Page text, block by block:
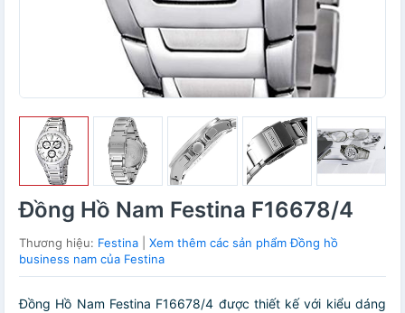
Đồng Hồ Nam Festina F16678/4
Thương hiệu: Festina
Xem thêm các sản phẩm Đồng hồ
business nam của Festina
Đồng Hồ Nam Festina F16678/4 được thiết kế với kiểu dáng